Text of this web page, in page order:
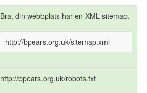
Bra, din webbplats har en XML sitemap.
http://bpears.org.uk/sitemap.xml
http://bpears.org.uk/robots.txt